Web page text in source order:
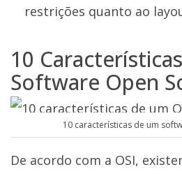
restrições quanto ao
10
Software Open
10 características de um
De acordo com a OSI,